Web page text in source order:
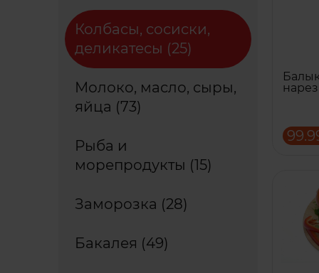
Колбасы, сосиски,
деликатесы (25)
Молоко, масло, сыры,
яйца (73)
Рыба и
морепродукты (15)
Заморозка (28)
Бакалея (49)